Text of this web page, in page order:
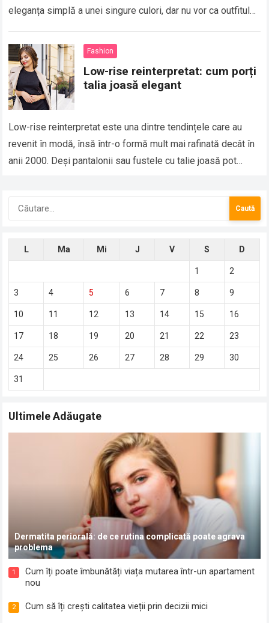
eleganța simplă a unei singure culori, dar nu vor ca outfitul
Fashion
Low-rise reinterpretat: cum porți
talia joasă elegant
Low-rise reinterpretat este una dintre tendințele care au
revenit în modă, însă într-o formă mult mai rafinată decât în
anii 2000. Deși pantalonii sau fustele cu talie joasă pot
Caută
L Ma Mi J V S D
1 2
3 4 5 6 7 8 9
10 11 12 13 14 15 16
17 18 19 20 21 22 23
24 25 26 27 28 29 30
31
Ultimele Adăugate
Dermatita periorală: de ce rutina complicată poate agrava
problema
1
Cum îți poate îmbunătăți viața mutarea într-un apartament
nou
2 Cum să îți crești calitatea vieții prin decizii mici